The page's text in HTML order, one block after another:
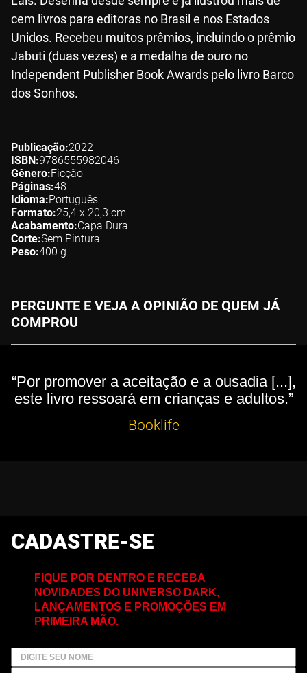
cem livros para editoras no Brasil e nos Estados
Unidos. Recebeu muitos prêmios, incluindo o prêmio
Jabuti (duas vezes) e a medalha de ouro no
Independent Publisher Book Awards pelo livro Barco
dos Sonhos.
Publicação 2022
ISBN 9786555982046
Gênero Ficção
Páginas 48
Idioma Português
Formato 25,4 x 20,3 cm
Acabamento Capa Dura
Corte Sem Pintura
Peso 400 g
PERGUNTE E VEJA A OPINIÃO DE QUEM JÁ
COMPROU
“Por promover a aceitação e a ousadia [...],
este livro ressoará em crianças e adultos.”
Booklife
CADASTRE-SE
FIQUE POR DENTRO E RECEBA
NOVIDADES DO UNIVERSO DARK,
LANÇAMENTOS E PROMOÇÕES EM
PRIMEIRA MÃO.